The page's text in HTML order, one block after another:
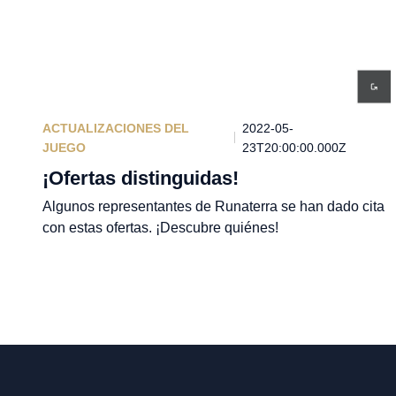
ACTUALIZACIONES DEL
JUEGO
2022-05-
23T20:00:00.000Z
¡Ofertas distinguidas!
Algunos representantes de Runaterra se han dado cita
con estas ofertas. ¡Descubre quiénes!